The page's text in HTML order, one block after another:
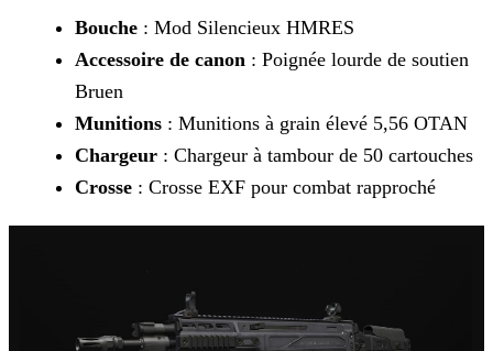
Bouche : Mod Silencieux HMRES
Accessoire de canon : Poignée lourde de soutien
Bruen
Munitions : Munitions à grain élevé 5,56 OTAN
Chargeur : Chargeur à tambour de 50 cartouches
Crosse : Crosse EXF pour combat rapproché